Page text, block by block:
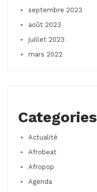
septembre 2023
août 2023
juillet 2023
mars 2022
Categories
Actualité
Afrobeat
Afropop
Agenda